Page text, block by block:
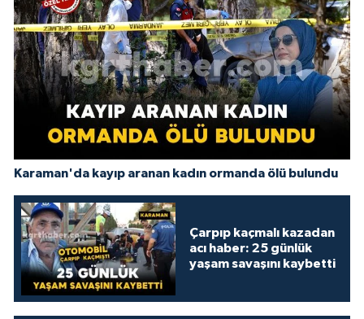
Karaman'da kayıp aranan kadın ormanda ölü bulundu
Çarpıp kaçmalı kazadan
acı haber: 25 günlük
yaşam savaşını kaybetti